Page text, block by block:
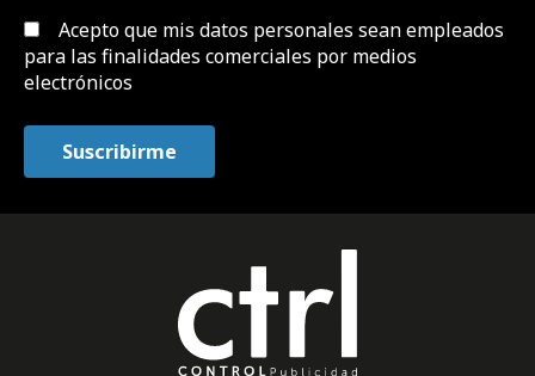
Acepto que mis datos personales sean empleados
para las finalidades comerciales por medios
electrónicos